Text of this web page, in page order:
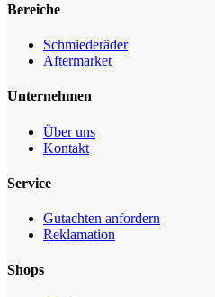
Bereiche
Schmiederäder
Aftermarket
Unternehmen
Über uns
Kontakt
Service
Gutachten anfordern
Reklamation
Shops